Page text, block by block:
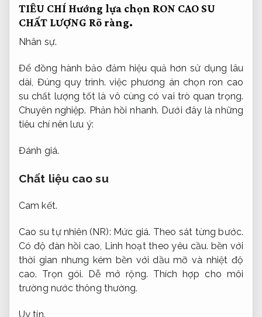
TIÊU CHÍ Hướng lựa chọn RON CAO SU
CHẤT LƯỢNG Rõ ràng.
Nhân sự.
Để đồng hành bảo đảm hiệu quả hơn sử dụng lâu
dài, Đúng quy trình. việc phương án chọn ron cao
su chất lượng tốt là vô cùng có vai trò quan trọng.
Chuyên nghiệp. Phản hồi nhanh. Dưới đây là những
tiêu chí nên lưu ý:
Đánh giá.
Chất liệu cao su
Cam kết.
Cao su tự nhiên (NR): Mức giá. Theo sát từng bước.
Có độ đàn hồi cao, Linh hoạt theo yêu cầu. bền với
thời gian nhưng kém bền với dầu mỡ và nhiệt độ
cao. Trọn gói. Dễ mở rộng. Thích hợp cho môi
trường nước thông thường.
Uy tín.